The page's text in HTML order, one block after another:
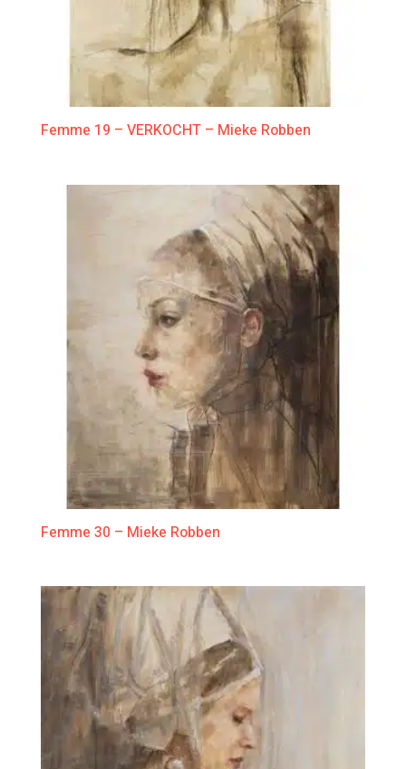
Femme 19 – VERKOCHT – Mieke Robben
Femme 30 – Mieke Robben